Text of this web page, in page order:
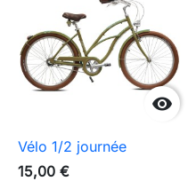

Vélo 1/2 journée
15,00 €